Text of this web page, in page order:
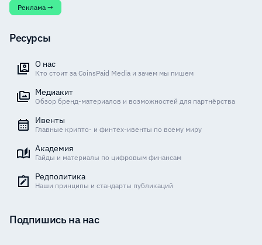
Реклама →
Ресурсы
О нас
Кто стоит за CoinsPaid Media и зачем мы пишем
Медиакит
Обзор бренд-материалов и возможностей для партнёрства
Ивенты
Главные крипто- и финтех-ивенты по всему миру
Академия
Гайды и материалы по цифровым финансам
Редполитика
Наши принципы и стандарты публикаций
Подпишись на нас